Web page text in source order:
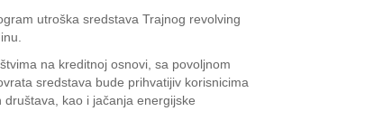
utroška sredstava Trajnog revolving
na kreditnoj osnovi, sa povoljnom
sredstava bude prihvatijiv korisnicima
kao i jačanja energijske